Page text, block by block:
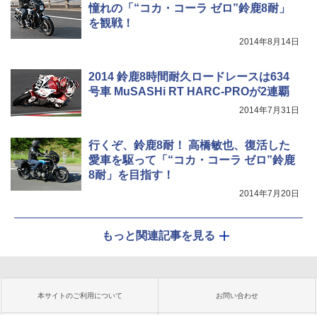
憧れの「“コカ・コーラ ゼロ”鈴鹿8耐」
を観戦！
2014年8月14日
2014 鈴鹿8時間耐久ロードレースは634
号車 MuSASHi RT HARC-PROが2連覇
2014年7月31日
行くぞ、鈴鹿8耐！ 高橋敏也、復活した
愛車を駆って「“コカ・コーラ ゼロ”鈴鹿
8耐」を目指す！
2014年7月20日
もっと関連記事を見る
本サイトのご利用について お問い合わせ